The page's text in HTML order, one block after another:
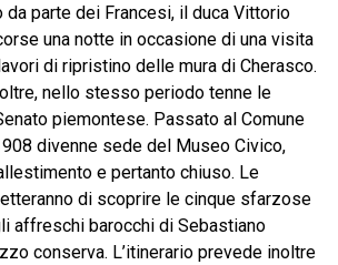
da parte dei Francesi, il duca Vittorio
una notte in occasione di una visita
di ripristino delle mura di Cherasco.
nello stesso periodo tenne le
piemontese. Passato al Comune
divenne sede del Museo Civico,
e pertanto chiuso. Le
di scoprire le cinque sfarzose
affreschi barocchi di Sebastiano
conserva. L’itinerario prevede inoltre